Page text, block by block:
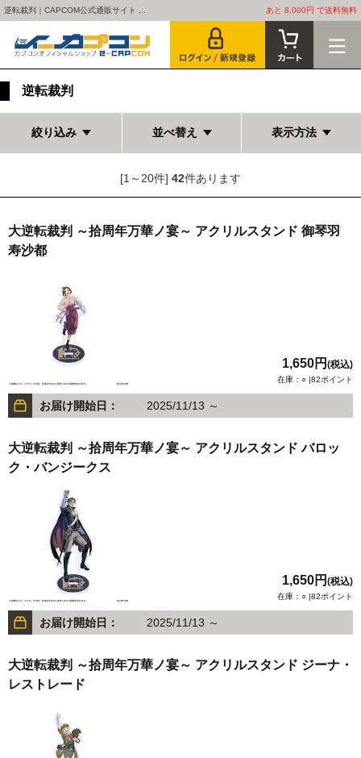
逆転裁判｜CAPCOM公式通販サイト ... あと 8,000円 で送料無料
逆転裁判
絞り込み 並べ替え 表示方法
[1～20件] 42件あります
大逆転裁判 ～拾周年万華ノ宴～ アクリルスタンド 御琴羽
寿沙都
1,650円 (税込)
在庫：○ |82ポイント
お届け開始日： 2025/11/13 ～
大逆転裁判 ～拾周年万華ノ宴～ アクリルスタンド バロッ
ク・バンジークス
1,650円 (税込)
在庫：○ |82ポイント
お届け開始日： 2025/11/13 ～
大逆転裁判 ～拾周年万華ノ宴～ アクリルスタンド ジーナ・
レストレード